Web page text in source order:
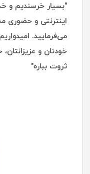
"بسیار خرسندیم و
اینترنتی و حضوری
می‌فرمایید.
خودتان و
ثروت بباره"